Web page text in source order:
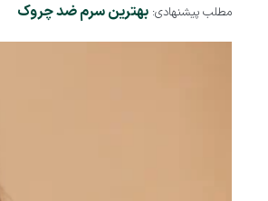
مطلب پیشنهادی: بهترین سرم ضد چروک